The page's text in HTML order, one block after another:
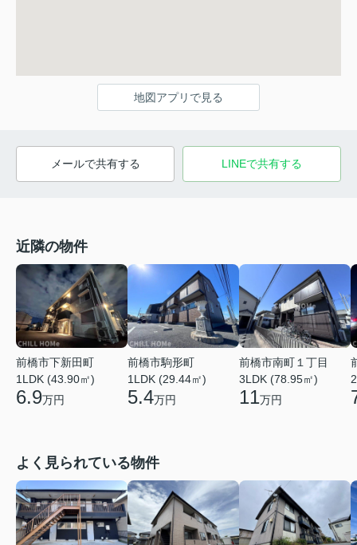
地図アプリで見る
メールで共有する LINEで共有する
近隣の物件
前橋市下新田町
1LDK (43.90㎡)
6.9万円
前橋市駒形町
1LDK (29.44㎡)
5.4万円
前橋市南町１丁目
3LDK (78.95㎡)
11万円
よく見られている物件